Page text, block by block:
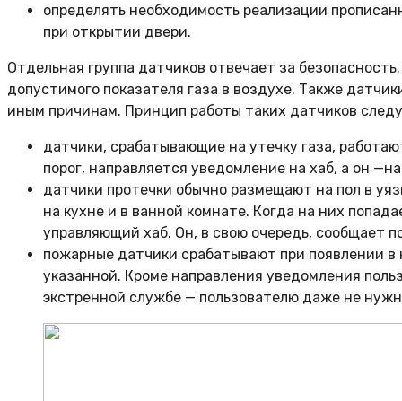
определять необходимость реализации
при открытии двери.
Отдельная группа датчиков отвечает за
допустимого показателя газа в воздухе. Также
иным причинам. Принцип работы таких датчиков
датчики, срабатывающие на утечку газа,
порог, направляется уведомление на хаб, а он
датчики протечки обычно размещают на пол в
на кухне и в ванной комнате. Когда на них
управляющий хаб. Он, в свою очередь, сообщает
пожарные датчики срабатывают при появлении
указанной. Кроме направления уведомления
экстренной службе — пользователю даже не